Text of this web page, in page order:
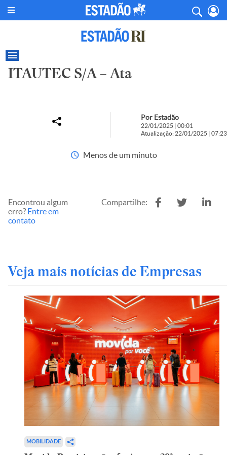
ITAUTEC S/A – Ata
Por Estadão
22/01/2025 | 00:01
Atualização: 22/01/2025 | 07:23
Menos de um minuto
Encontrou algum
erro? Entre em
contato
Compartilhe:
Veja mais notícias de Empresas
MOBILIDADE